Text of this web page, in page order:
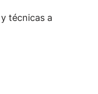
técnicas a